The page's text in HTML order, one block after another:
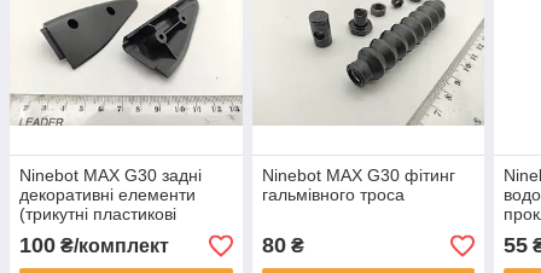
Ninebot MAX G30 задні
декоративні елементи
(трикутні пластикові
накладки)
100 ₴/комплект
Ninebot MAX G30 фітинг
гальмівного троса
80₴ 55